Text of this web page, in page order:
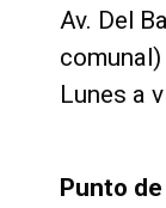
Av. Del
comunal)
Lunes a
Punto